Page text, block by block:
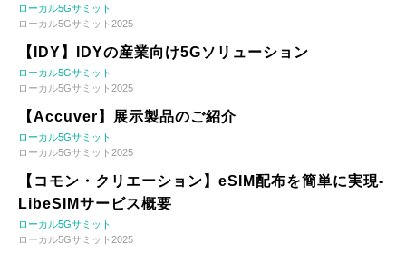
ローカル5Gサミット
ローカル5Gサミット2025
【IDY】IDYの産業向け5Gソリューション
ローカル5Gサミット
ローカル5Gサミット2025
【Accuver】展示製品のご紹介
ローカル5Gサミット
ローカル5Gサミット2025
【コモン・クリエーション】eSIM配布を簡単に実現-
LibeSIMサービス概要
ローカル5Gサミット
ローカル5Gサミット2025